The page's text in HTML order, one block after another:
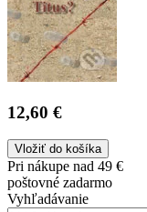
12,60 €
Vložiť do košíka
Pri nákupe nad 49 €
poštovné zadarmo
Vyhľadávanie